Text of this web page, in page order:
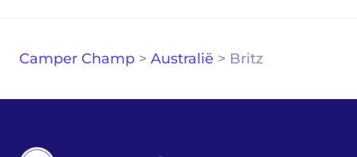
Camper Champ > Australië > Britz